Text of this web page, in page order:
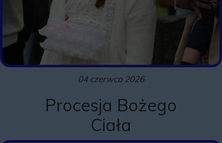
04 czerwca 2026
Procesja Bożego
Ciała